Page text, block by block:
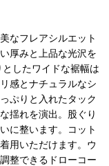
なフレアシルエット
厚みと上品な光沢を
したワイドな裾幅は
感とナチュラルなシ
ぷりと入れたタック
揺れを演出。股ぐり
に整います。コット
用いただけます。ウ
整できるドローコー